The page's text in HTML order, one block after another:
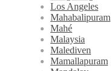
Los Angeles
Mahabalipuram
Mahé
Malaysia
Malediven
Mamallapuram